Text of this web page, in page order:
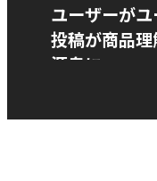
ユーザーがユ
投稿が商品
源泉に